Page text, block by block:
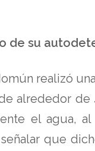
de su
realizó
alrededor
el agua,
que